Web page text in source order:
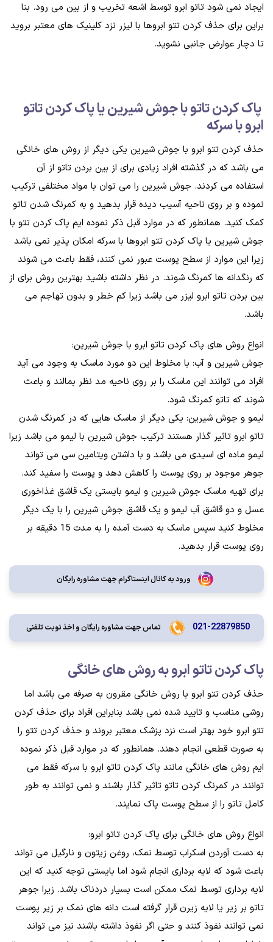
ایجاد نمی شود تاتو ابرو توسط اشعه تخریب و از بین می رود. بنا
براین برای حذف کردن تتو ابروها با لیزر نزد کلینیک های معتبر بروید
تا دچار عوارض جانبی نشوید.
پاک کردن تاتو با جوش شیرین یا پاک کردن تاتو
ابرو با سرکه
حذف کردن تتو ابرو با جوش شیرین یکی دیگر از روش های خانگی
می باشد که در گذشته افراد زیادی برای از بین بردن تاتو از آن
استفاده می کردند. جوش شیرین را می توان با مواد مختلفی ترکیب
نموده و بر روی ناحیه آسیب دیده قرار بدهید و به کمرنگ شدن تاتو
کمک کنید. همانطور که در موارد قبل ذکر نموده ایم پاک کردن تتو با
جوش شیرین یا پاک کردن تتو ابروها با سرکه امکان پذیر نمی باشد
زیرا این موارد از سطح پوست عبور نمی کنند، فقط باعث می شوند
که رنگدانه ها کمرنگ شوند. در نظر داشته باشید بهترین روش برای از
بین بردن تاتو ابرو لیزر می باشد زیرا کم خطر و بدون تهاجم می
باشد.
انواع روش های پاک کردن تاتو ابرو با جوش شیرین:
جوش شیرین و آب: با مخلوط این دو مورد ماسک به وجود می آید
افراد می توانند این ماسک را بر روی ناحیه مد نظر بمالند و باعث
شوند که تاتو کمرنگ شود.
لیمو و جوش شیرین: یکی دیگر از ماسک هایی که در کمرنگ شدن
تاتو ابرو تاثیر گذار هستند ترکیب جوش شیرین با لیمو می باشد زیرا
لیمو ماده ای اسیدی می باشد و با داشتن ویتامین سی می تواند
جوهر موجود بر روی پوست را کاهش دهد و پوست را سفید کند.
برای تهیه ماسک جوش شیرین و لیمو بایستی یک قاشق غذاخوری
عسل و دو قاشق آب لیمو و یک قاشق جوش شیرین را با یک دیگر
مخلوط کنید سپس ماسک به دست آمده را به مدت 15 دقیقه بر
روی پوست قرار بدهید.
ورود به کانال اینستاگرام جهت مشاوره رایگان
021-22879850 تماس جهت مشاوره رايگان و اخذ نوبت تلفنی
پاک کردن تاتو ابرو به روش های خانگی
حذف کردن تتو ابرو با روش خانگی مقرون به صرفه می باشد اما
روشی مناسب و تایید شده نمی باشد بنابراین افراد برای حذف کردن
تتو ابرو خود بهتر است نزد پزشک معتبر بروند و حذف کردن تتو را
به صورت قطعی انجام دهند. همانطور که در موارد قبل ذکر نموده
ایم روش های خانگی مانند پاک کردن تاتو ابرو با سرکه فقط می
توانند در کمرنگ کردن تاتو تاثیر گذار باشند و نمی توانند به طور
کامل تاتو را از سطح پوست پاک نمایند.
انواع روش های خانگی برای پاک کردن تاتو ابرو:
به دست آوردن اسکراب توسط نمک، روغن زیتون و نارگیل می تواند
باعث شود که لایه برداری انجام شود اما بایستی توجه کنید که این
لایه برداری توسط نمک ممکن است بسیار دردناک باشد. زیرا جوهر
تاتو بر زیر یا لایه زیرن قرار گرفته است دانه های نمک بر زیر پوست
نمی توانند نفوذ کنند و حتی اگر نفوذ داشته باشند نیز می تواند